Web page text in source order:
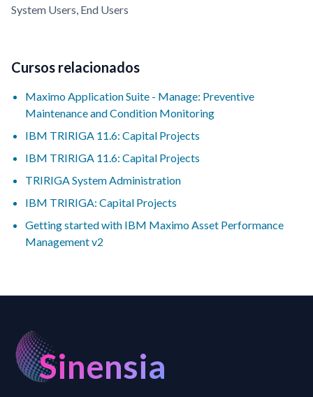
System Users, End Users
Cursos relacionados
Maximo Application Suite - Manage: Preventive
Maintenance and Condition Monitoring
IBM TRIRIGA 11.6: Capital Projects
IBM TRIRIGA 11.6: Capital Projects
TRIRIGA System Administration
IBM TRIRIGA: Capital Projects
Getting started with IBM Maximo Asset Performance
Management v2
Sinensia